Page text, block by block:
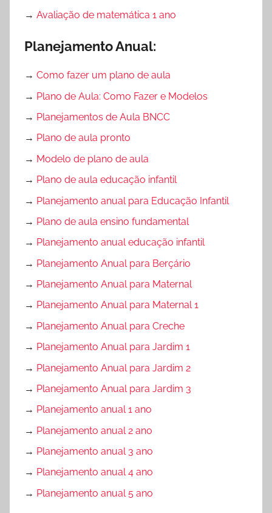
→ Avaliação de matemática 1 ano
Planejamento Anual:
→ Como fazer um plano de aula
→ Plano de Aula: Como Fazer e Modelos
→ Planejamentos de Aula BNCC
→ Plano de aula pronto
→ Modelo de plano de aula
→ Plano de aula educação infantil
→ Planejamento anual para Educação Infantil
→ Plano de aula ensino fundamental
→ Planejamento anual educação infantil
→ Planejamento Anual para Berçário
→ Planejamento Anual para Maternal
→ Planejamento Anual para Maternal 1
→ Planejamento Anual para Creche
→ Planejamento Anual para Jardim 1
→ Planejamento Anual para Jardim 2
→ Planejamento Anual para Jardim 3
→ Planejamento anual 1 ano
→ Planejamento anual 2 ano
→ Planejamento anual 3 ano
→ Planejamento anual 4 ano
→ Planejamento anual 5 ano